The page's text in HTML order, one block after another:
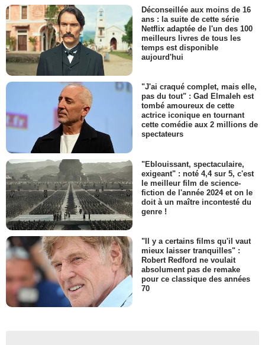
Déconseillée aux moins de 16
ans : la suite de cette série
Netflix adaptée de l'un des 100
meilleurs livres de tous les
temps est disponible
aujourd'hui
"J'ai craqué complet, mais elle,
pas du tout" : Gad Elmaleh est
tombé amoureux de cette
actrice iconique en tournant
cette comédie aux 2 millions de
spectateurs
"Eblouissant, spectaculaire,
exigeant" : noté 4,4 sur 5, c'est
le meilleur film de science-
fiction de l'année 2024 et on le
doit à un maître incontesté du
genre !
"Il y a certains films qu'il vaut
mieux laisser tranquilles" :
Robert Redford ne voulait
absolument pas de remake
pour ce classique des années
70